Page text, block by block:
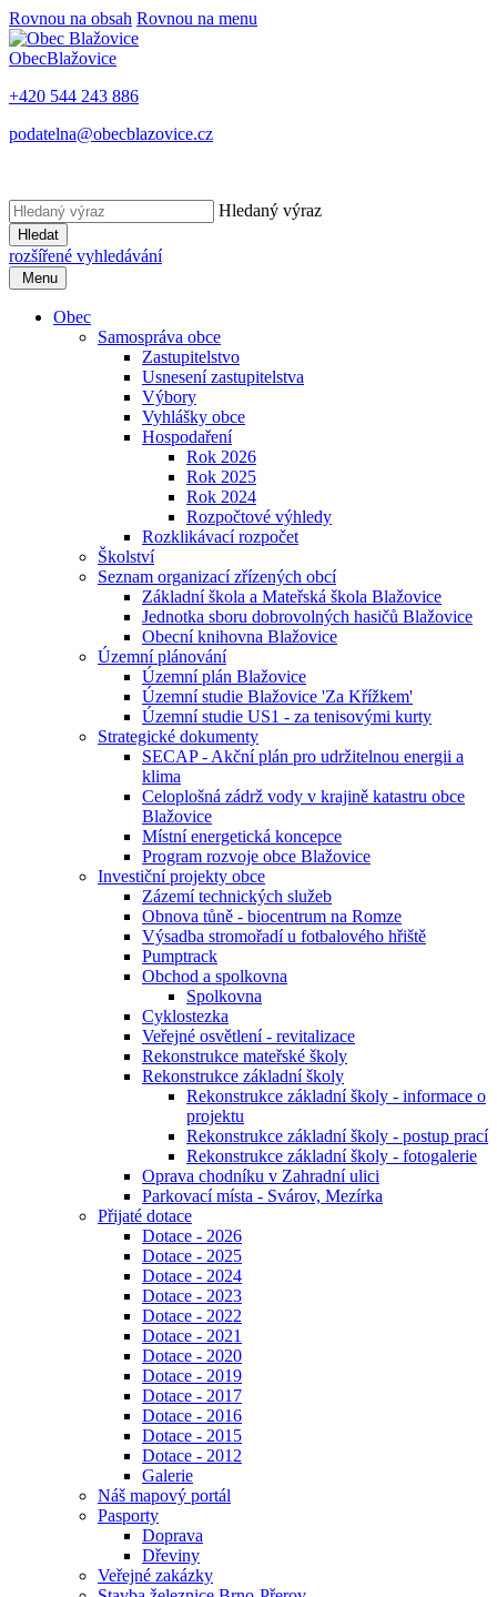
Rovnou na obsah Rovnou na menu
ObecBlažovice
+420 544 243 886
podatelna@obecblazovice.cz
Hledaný výraz
Hledat
rozšířené vyhledávání
Menu
Obec
Samospráva obce
Zastupitelstvo
Usnesení zastupitelstva
Výbory
Vyhlášky obce
Hospodaření
Rok 2026
Rok 2025
Rok 2024
Rozpočtové výhledy
Rozklikávací rozpočet
Školství
Seznam organizací zřízených obcí
Základní škola a Mateřská škola Blažovice
Jednotka sboru dobrovolných hasičů Blažovice
Obecní knihovna Blažovice
Územní plánování
Územní plán Blažovice
Územní studie Blažovice 'Za Křížkem'
Územní studie US1 - za tenisovými kurty
Strategické dokumenty
SECAP - Akční plán pro udržitelnou energii a
klima
Celoplošná zádrž vody v krajině katastru obce
Blažovice
Místní energetická koncepce
Program rozvoje obce Blažovice
Investiční projekty obce
Zázemí technických služeb
Obnova tůně - biocentrum na Romze
Výsadba stromořadí u fotbalového hřiště
Pumptrack
Obchod a spolkovna
Spolkovna
Cyklostezka
Veřejné osvětlení - revitalizace
Rekonstrukce mateřské školy
Rekonstrukce základní školy
Rekonstrukce základní školy - informace o
projektu
Rekonstrukce základní školy - postup prací
Rekonstrukce základní školy - fotogalerie
Oprava chodníku v Zahradní ulici
Parkovací místa - Svárov, Mezírka
Přijaté dotace
Dotace - 2026
Dotace - 2025
Dotace - 2024
Dotace - 2023
Dotace - 2022
Dotace - 2021
Dotace - 2020
Dotace - 2019
Dotace - 2017
Dotace - 2016
Dotace - 2015
Dotace - 2012
Galerie
Náš mapový portál
Pasporty
Doprava
Dřeviny
Veřejné zakázky